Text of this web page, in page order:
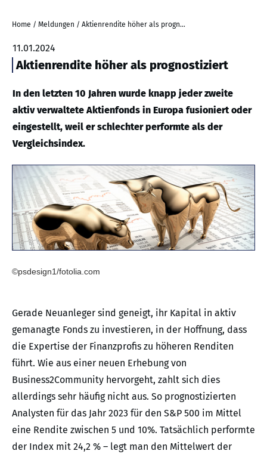
Home / Meldungen / Aktienrendite höher als prognostiziert
11.01.2024
Aktienrendite höher als prognostiziert
In den letzten 10 Jahren wurde knapp jeder zweite
aktiv verwaltete Aktienfonds in Europa fusioniert oder
eingestellt, weil er schlechter performte als der
Vergleichsindex.
©psdesign1/fotolia.com
Gerade Neuanleger sind geneigt, ihr Kapital in aktiv
gemanagte Fonds zu investieren, in der Hoffnung, dass
die Expertise der Finanzprofis zu höheren Renditen
führt. Wie aus einer neuen Erhebung von
Business2Community hervorgeht, zahlt sich dies
allerdings sehr häufig nicht aus. So prognostizierten
Analysten für das Jahr 2023 für den S&P 500 im Mittel
eine Rendite zwischen 5 und 10%. Tatsächlich performte
der Index mit 24,2 % – legt man den Mittelwert der